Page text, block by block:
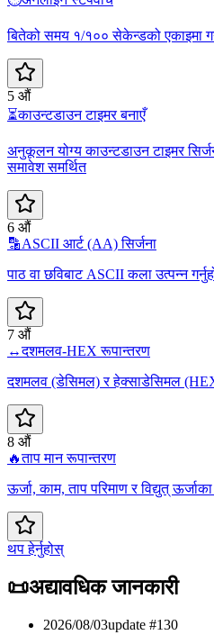
बितेको समय १/१०० सेकेन्डको एकाइमा
5 औं
⏳काउन्टडाउन टाइमर बनाएँ
अनुकूलन योग्य काउन्टडाउन टाइमर
समावेश समर्थित
6 औं
🔡ASCII आर्ट (AA) सिर्जना
पाठ वा छविबाट ASCII कला उत्पन्न
7 औं
↔️दशमलव-HEX रूपान्तरण
दशमलव (डेसिमल) र हेक्साडेसिमल
8 औं
🔥ताप मान रूपान्तरण
ऊर्जा, काम, ताप परिमाण र विद्युत्
थप हेर्नुहोस्
📜अद्यावधिक जानकारी
2026/08/03update #130